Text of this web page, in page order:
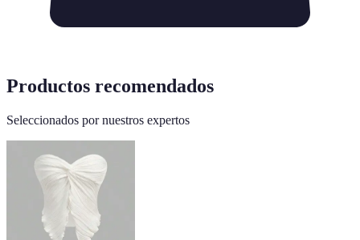
Productos recomendados
Seleccionados por nuestros expertos